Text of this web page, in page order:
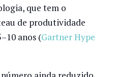
que tem o
de produtividade
anos (Gartner Hype